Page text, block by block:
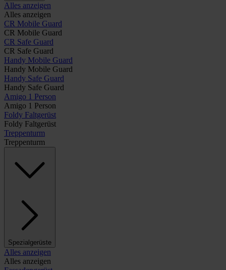
Alles anzeigen
Alles anzeigen
CR Mobile Guard
CR Mobile Guard
CR Safe Guard
CR Safe Guard
Handy Mobile Guard
Handy Mobile Guard
Handy Safe Guard
Handy Safe Guard
Amigo 1 Person
Amigo 1 Person
Foldy Faltgerüst
Foldy Faltgerüst
Treppenturm
Treppenturm
Spezialgerüste
Alles anzeigen
Alles anzeigen